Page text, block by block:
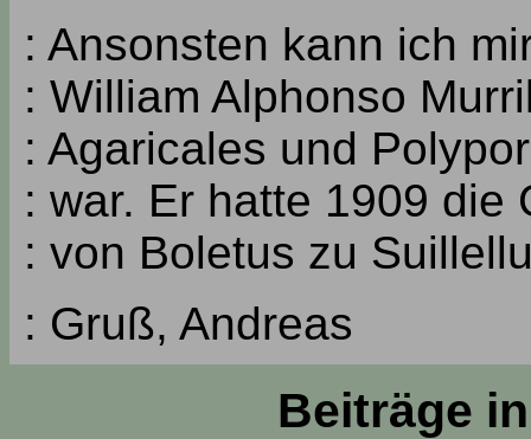
: Ansonsten kann ich
: William Alphonso
: Agaricales und
: war. Er hatte 1909
: von Boletus zu
: Gruß, Andreas
Beiträge